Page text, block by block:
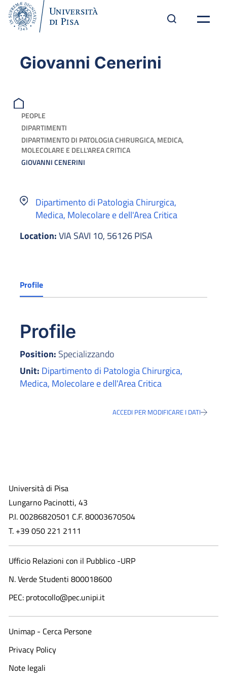
Giovanni Cenerini
PEOPLE
DIPARTIMENTI
DIPARTIMENTO DI PATOLOGIA CHIRURGICA, MEDICA,
MOLECOLARE E DELL'AREA CRITICA
GIOVANNI CENERINI
Dipartimento di Patologia Chirurgica,
Medica, Molecolare e dell'Area Critica
Location:VIA SAVI 10, 56126 PISA
Profile
Profile
Position: Specializzando
Unit: Dipartimento di Patologia Chirurgica,
Medica, Molecolare e dell'Area Critica
ACCEDI PER MODIFICARE I DATI
Università di Pisa
Lungarno Pacinotti, 43
P.I. 00286820501 C.F. 80003670504
T. +39 050 221 2111
Ufficio Relazioni con il Pubblico -URP
N. Verde Studenti 800018600​
PEC: protocollo@pec.unipi.it
Unimap - Cerca Persone
Privacy Policy
Note legali